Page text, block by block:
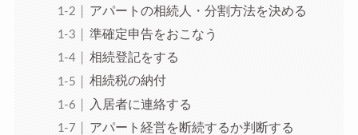
アパートの相続人・分割方法を決める
準確定申告をおこなう
相続登記をする
相続税の納付
入居者に連絡する
アパート経営を断続するか判断する